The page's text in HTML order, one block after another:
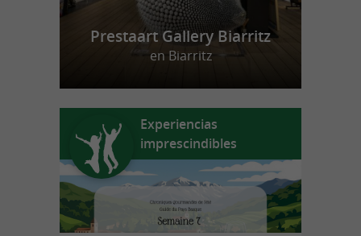
Prestaart Gallery Biarritz
en Biarritz
Experiencias
imprescindibles